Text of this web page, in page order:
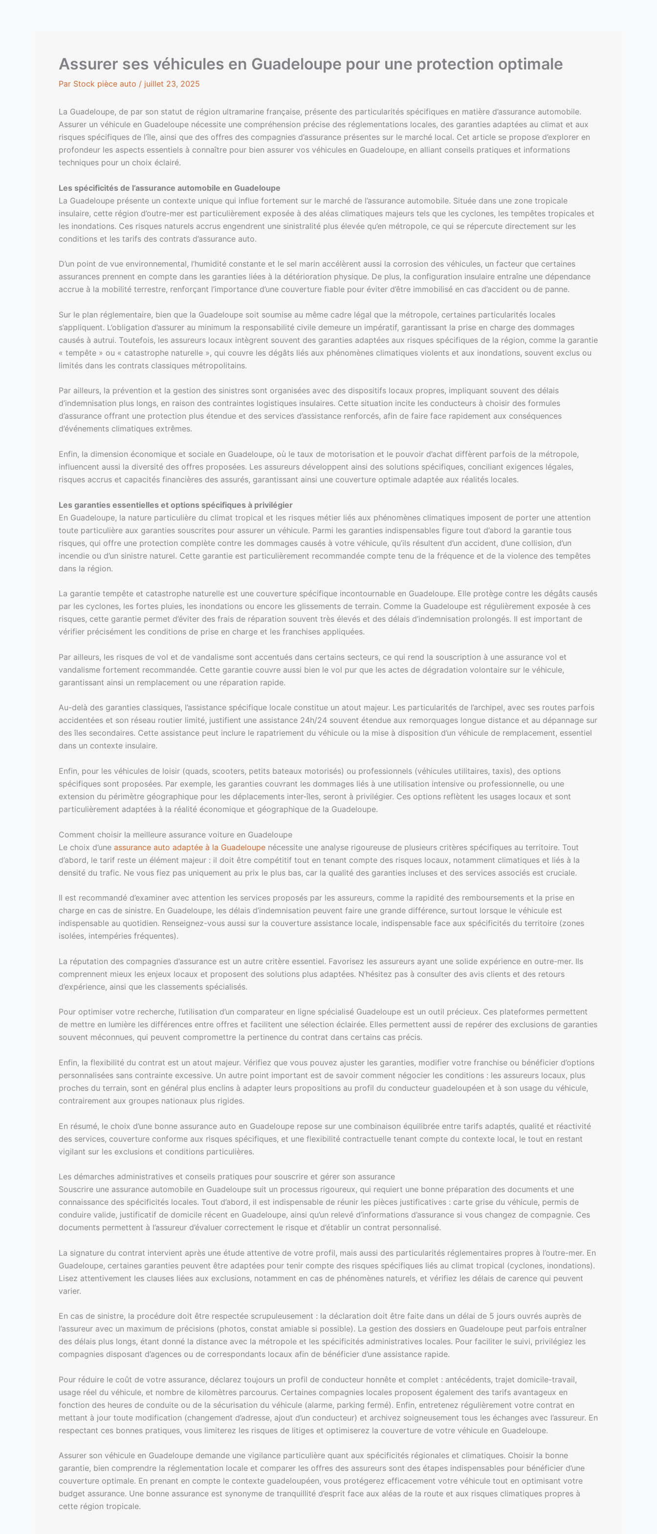
Assurer ses véhicules en Guadeloupe pour une protection optimale
Par Stock pièce auto / juillet 23, 2025
La Guadeloupe, de par son statut de région ultramarine française, présente des particularités spécifiques en matière d’assurance automobile.
Assurer un véhicule en Guadeloupe nécessite une compréhension précise des réglementations locales, des garanties adaptées au climat et aux
risques spécifiques de l’île, ainsi que des offres des compagnies d’assurance présentes sur le marché local. Cet article se propose d’explorer en
profondeur les aspects essentiels à connaître pour bien assurer vos véhicules en Guadeloupe, en alliant conseils pratiques et informations
techniques pour un choix éclairé.
Les spécificités de l’assurance automobile en Guadeloupe
La Guadeloupe présente un contexte unique qui influe fortement sur le marché de l’assurance automobile. Située dans une zone tropicale
insulaire, cette région d’outre-mer est particulièrement exposée à des aléas climatiques majeurs tels que les cyclones, les tempêtes tropicales et
les inondations. Ces risques naturels accrus engendrent une sinistralité plus élevée qu’en métropole, ce qui se répercute directement sur les
conditions et les tarifs des contrats d’assurance auto.
D’un point de vue environnemental, l’humidité constante et le sel marin accélèrent aussi la corrosion des véhicules, un facteur que certaines
assurances prennent en compte dans les garanties liées à la détérioration physique. De plus, la configuration insulaire entraîne une dépendance
accrue à la mobilité terrestre, renforçant l’importance d’une couverture fiable pour éviter d’être immobilisé en cas d’accident ou de panne.
Sur le plan réglementaire, bien que la Guadeloupe soit soumise au même cadre légal que la métropole, certaines particularités locales
s’appliquent. L’obligation d’assurer au minimum la responsabilité civile demeure un impératif, garantissant la prise en charge des dommages
causés à autrui. Toutefois, les assureurs locaux intègrent souvent des garanties adaptées aux risques spécifiques de la région, comme la garantie
« tempête » ou « catastrophe naturelle », qui couvre les dégâts liés aux phénomènes climatiques violents et aux inondations, souvent exclus ou
limités dans les contrats classiques métropolitains.
Par ailleurs, la prévention et la gestion des sinistres sont organisées avec des dispositifs locaux propres, impliquant souvent des délais
d’indemnisation plus longs, en raison des contraintes logistiques insulaires. Cette situation incite les conducteurs à choisir des formules
d’assurance offrant une protection plus étendue et des services d’assistance renforcés, afin de faire face rapidement aux conséquences
d’événements climatiques extrêmes.
Enfin, la dimension économique et sociale en Guadeloupe, où le taux de motorisation et le pouvoir d’achat diffèrent parfois de la métropole,
influencent aussi la diversité des offres proposées. Les assureurs développent ainsi des solutions spécifiques, conciliant exigences légales,
risques accrus et capacités financières des assurés, garantissant ainsi une couverture optimale adaptée aux réalités locales.
Les garanties essentielles et options spécifiques à privilégier
En Guadeloupe, la nature particulière du climat tropical et les risques métier liés aux phénomènes climatiques imposent de porter une attention
toute particulière aux garanties souscrites pour assurer un véhicule. Parmi les garanties indispensables figure tout d’abord la garantie tous
risques, qui offre une protection complète contre les dommages causés à votre véhicule, qu’ils résultent d’un accident, d’une collision, d’un
incendie ou d’un sinistre naturel. Cette garantie est particulièrement recommandée compte tenu de la fréquence et de la violence des tempêtes
dans la région.
La garantie tempête et catastrophe naturelle est une couverture spécifique incontournable en Guadeloupe. Elle protège contre les dégâts causés
par les cyclones, les fortes pluies, les inondations ou encore les glissements de terrain. Comme la Guadeloupe est régulièrement exposée à ces
risques, cette garantie permet d’éviter des frais de réparation souvent très élevés et des délais d’indemnisation prolongés. Il est important de
vérifier précisément les conditions de prise en charge et les franchises appliquées.
Par ailleurs, les risques de vol et de vandalisme sont accentués dans certains secteurs, ce qui rend la souscription à une assurance vol et
vandalisme fortement recommandée. Cette garantie couvre aussi bien le vol pur que les actes de dégradation volontaire sur le véhicule,
garantissant ainsi un remplacement ou une réparation rapide.
Au-delà des garanties classiques, l’assistance spécifique locale constitue un atout majeur. Les particularités de l’archipel, avec ses routes parfois
accidentées et son réseau routier limité, justifient une assistance 24h/24 souvent étendue aux remorquages longue distance et au dépannage sur
des îles secondaires. Cette assistance peut inclure le rapatriement du véhicule ou la mise à disposition d’un véhicule de remplacement, essentiel
dans un contexte insulaire.
Enfin, pour les véhicules de loisir (quads, scooters, petits bateaux motorisés) ou professionnels (véhicules utilitaires, taxis), des options
spécifiques sont proposées. Par exemple, les garanties couvrant les dommages liés à une utilisation intensive ou professionnelle, ou une
extension du périmètre géographique pour les déplacements inter-îles, seront à privilégier. Ces options reflètent les usages locaux et sont
particulièrement adaptées à la réalité économique et géographique de la Guadeloupe.
Comment choisir la meilleure assurance voiture en Guadeloupe
Le choix d’une assurance auto adaptée à la Guadeloupe nécessite une analyse rigoureuse de plusieurs critères spécifiques au territoire. Tout
d’abord, le tarif reste un élément majeur : il doit être compétitif tout en tenant compte des risques locaux, notamment climatiques et liés à la
densité du trafic. Ne vous fiez pas uniquement au prix le plus bas, car la qualité des garanties incluses et des services associés est cruciale.
Il est recommandé d’examiner avec attention les services proposés par les assureurs, comme la rapidité des remboursements et la prise en
charge en cas de sinistre. En Guadeloupe, les délais d’indemnisation peuvent faire une grande différence, surtout lorsque le véhicule est
indispensable au quotidien. Renseignez-vous aussi sur la couverture assistance locale, indispensable face aux spécificités du territoire (zones
isolées, intempéries fréquentes).
La réputation des compagnies d’assurance est un autre critère essentiel. Favorisez les assureurs ayant une solide expérience en outre-mer. Ils
comprennent mieux les enjeux locaux et proposent des solutions plus adaptées. N’hésitez pas à consulter des avis clients et des retours
d’expérience, ainsi que les classements spécialisés.
Pour optimiser votre recherche, l’utilisation d’un comparateur en ligne spécialisé Guadeloupe est un outil précieux. Ces plateformes permettent
de mettre en lumière les différences entre offres et facilitent une sélection éclairée. Elles permettent aussi de repérer des exclusions de garanties
souvent méconnues, qui peuvent compromettre la pertinence du contrat dans certains cas précis.
Enfin, la flexibilité du contrat est un atout majeur. Vérifiez que vous pouvez ajuster les garanties, modifier votre franchise ou bénéficier d’options
personnalisées sans contrainte excessive. Un autre point important est de savoir comment négocier les conditions : les assureurs locaux, plus
proches du terrain, sont en général plus enclins à adapter leurs propositions au profil du conducteur guadeloupéen et à son usage du véhicule,
contrairement aux groupes nationaux plus rigides.
En résumé, le choix d’une bonne assurance auto en Guadeloupe repose sur une combinaison équilibrée entre tarifs adaptés, qualité et réactivité
des services, couverture conforme aux risques spécifiques, et une flexibilité contractuelle tenant compte du contexte local, le tout en restant
vigilant sur les exclusions et conditions particulières.
Les démarches administratives et conseils pratiques pour souscrire et gérer son assurance
Souscrire une assurance automobile en Guadeloupe suit un processus rigoureux, qui requiert une bonne préparation des documents et une
connaissance des spécificités locales. Tout d’abord, il est indispensable de réunir les pièces justificatives : carte grise du véhicule, permis de
conduire valide, justificatif de domicile récent en Guadeloupe, ainsi qu’un relevé d’informations d’assurance si vous changez de compagnie. Ces
documents permettent à l’assureur d’évaluer correctement le risque et d’établir un contrat personnalisé.
La signature du contrat intervient après une étude attentive de votre profil, mais aussi des particularités réglementaires propres à l’outre-mer. En
Guadeloupe, certaines garanties peuvent être adaptées pour tenir compte des risques spécifiques liés au climat tropical (cyclones, inondations).
Lisez attentivement les clauses liées aux exclusions, notamment en cas de phénomènes naturels, et vérifiez les délais de carence qui peuvent
varier.
En cas de sinistre, la procédure doit être respectée scrupuleusement : la déclaration doit être faite dans un délai de 5 jours ouvrés auprès de
l’assureur avec un maximum de précisions (photos, constat amiable si possible). La gestion des dossiers en Guadeloupe peut parfois entraîner
des délais plus longs, étant donné la distance avec la métropole et les spécificités administratives locales. Pour faciliter le suivi, privilégiez les
compagnies disposant d’agences ou de correspondants locaux afin de bénéficier d’une assistance rapide.
Pour réduire le coût de votre assurance, déclarez toujours un profil de conducteur honnête et complet : antécédents, trajet domicile-travail,
usage réel du véhicule, et nombre de kilomètres parcourus. Certaines compagnies locales proposent également des tarifs avantageux en
fonction des heures de conduite ou de la sécurisation du véhicule (alarme, parking fermé). Enfin, entretenez régulièrement votre contrat en
mettant à jour toute modification (changement d’adresse, ajout d’un conducteur) et archivez soigneusement tous les échanges avec l’assureur. En
respectant ces bonnes pratiques, vous limiterez les risques de litiges et optimiserez la couverture de votre véhicule en Guadeloupe.
Assurer son véhicule en Guadeloupe demande une vigilance particulière quant aux spécificités régionales et climatiques. Choisir la bonne
garantie, bien comprendre la réglementation locale et comparer les offres des assureurs sont des étapes indispensables pour bénéficier d’une
couverture optimale. En prenant en compte le contexte guadeloupéen, vous protégerez efficacement votre véhicule tout en optimisant votre
budget assurance. Une bonne assurance est synonyme de tranquillité d’esprit face aux aléas de la route et aux risques climatiques propres à
cette région tropicale.